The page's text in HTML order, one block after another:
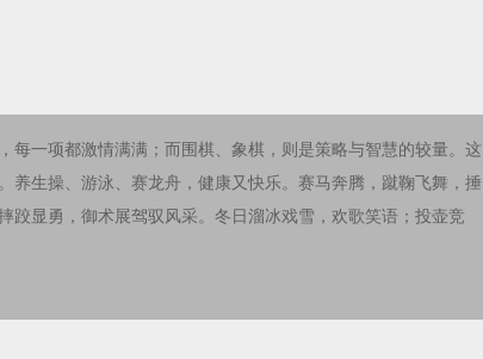
每一项都激情满满；而围棋、象棋，则是策略与智慧的较量。这
养生操、游泳、赛龙舟，健康又快乐。赛马奔腾，蹴鞠飞舞，捶
跤显勇，御术展驾驭风采。冬日溜冰戏雪，欢歌笑语；投壶竞